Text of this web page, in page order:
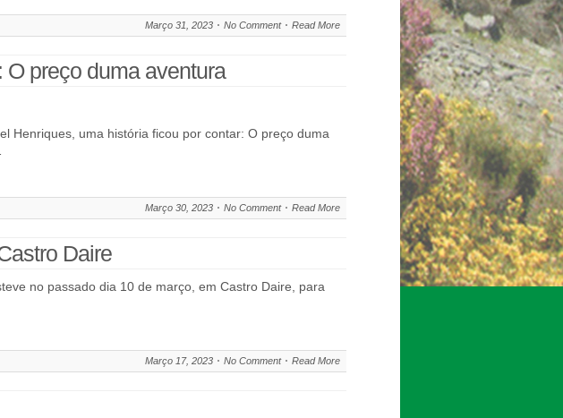
Março 31, 2023 No Comment Read More
preço duma aventura
Henriques, uma história ficou por contar: O preço duma
Março 30, 2023 No Comment Read More
Daire
no passado dia 10 de março, em Castro Daire, para
Março 17, 2023 No Comment Read More